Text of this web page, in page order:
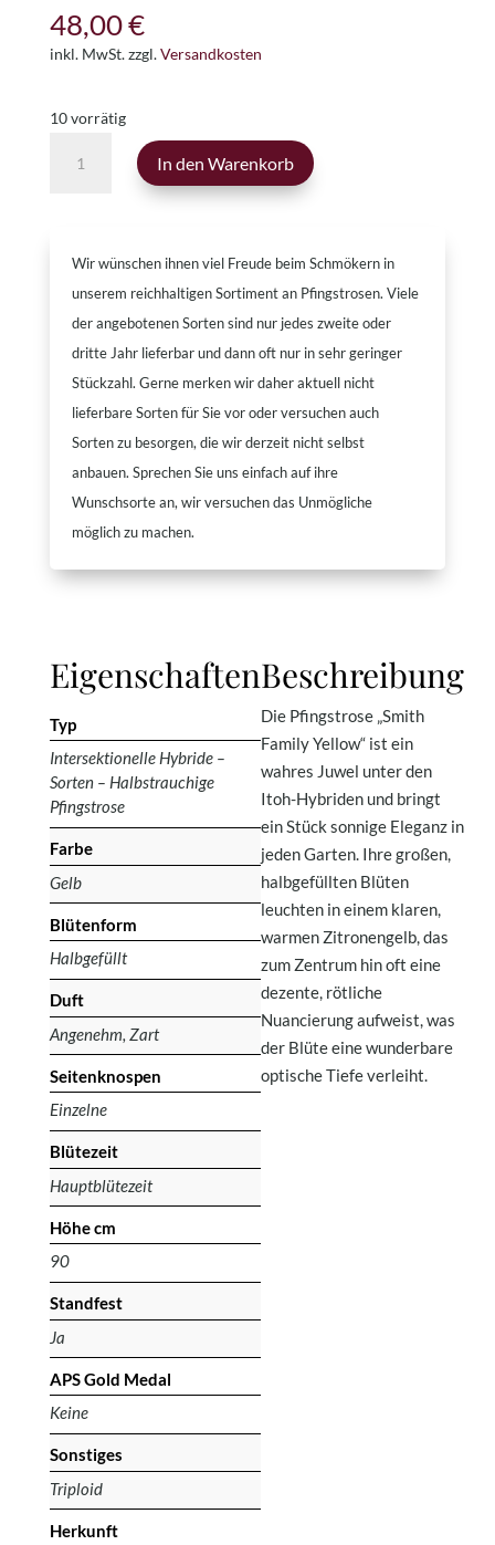
48,00€
inkl. MwSt. zzgl.Versandkosten
10 vorrätig
Family
In den Warenkorb
Wir wünschen ihnen viel Freude beim Schmökern in
unserem reichhaltigen Sortiment an Pfingstrosen. Viele
der angebotenen Sorten sind nur jedes zweite oder
dritte Jahr lieferbar und dann oft nur in sehr geringer
Stückzahl. Gerne merken wir daher aktuell nicht
lieferbare Sorten für Sie vor oder versuchen auch
Sorten zu besorgen, die wir derzeit nicht selbst
anbauen. Sprechen Sie uns einfach auf ihre
Wunschsorte an, wir versuchen das Unmögliche
möglich zu machen.
Eigenschaften
Typ
Intersektionelle Hybride –
Sorten – Halbstrauchige
Pfingstrose
Farbe
Gelb
Blütenform
Halbgefüllt
Duft
Angenehm, Zart
Seitenknospen
Einzelne
Blütezeit
Hauptblütezeit
Höhe cm
90
Standfest
Ja
APS Gold Medal
Keine
Sonstiges
Triploid
Herkunft
Beschreibung
Die Pfingstrose „Smith
Family Yellow“ ist ein
wahres Juwel unter den
Itoh-Hybriden und bringt
ein Stück sonnige Eleganz in
jeden Garten. Ihre großen,
halbgefüllten Blüten
leuchten in einem klaren,
warmen Zitronengelb, das
zum Zentrum hin oft eine
dezente, rötliche
Nuancierung aufweist, was
der Blüte eine wunderbare
optische Tiefe verleiht.